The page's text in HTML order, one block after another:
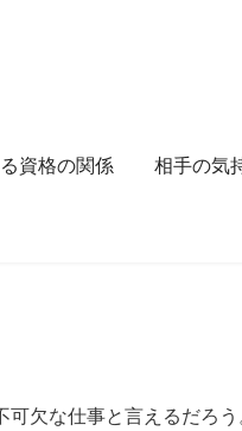
資格の関係 相手の気
欠な仕事と言えるだろ